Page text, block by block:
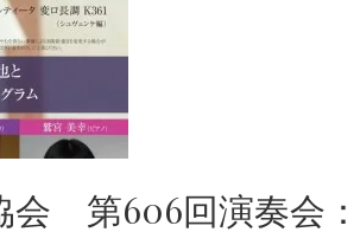
会 第606回演奏会